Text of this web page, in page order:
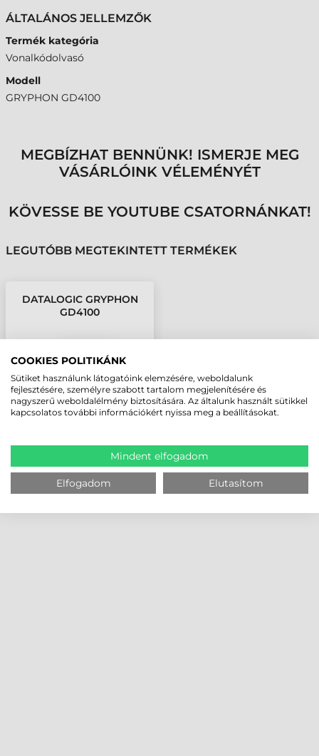
ÁLTALÁNOS JELLEMZŐK
Termék kategória
Vonalkódolvasó
Modell
GRYPHON GD4100
MEGBÍZHAT BENNÜNK! ISMERJE MEG
VÁSÁRLÓINK VÉLEMÉNYÉT
KÖVESSE BE YOUTUBE CSATORNÁNKAT!
LEGUTÓBB MEGTEKINTETT TERMÉKEK
DATALOGIC GRYPHON
GD4100
COOKIES POLITIKÁNK
Sütiket használunk látogatóink elemzésére, weboldalunk
fejlesztésére, személyre szabott tartalom megjelenítésére és
nagyszerű weboldalélmény biztosítására. Az általunk használt sütikkel
kapcsolatos további információkért nyissa meg a beállításokat.
Mindent elfogadom
Elfogadom Elutasítom